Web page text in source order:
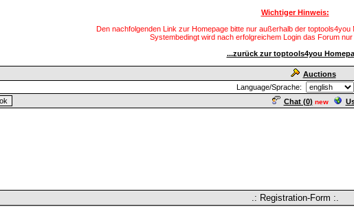
Wichtiger Hinweis:
Den nachfolgenden Link zur Homepage bitte nur außerhalb der
Systembedingt wird nach erfolgreichem Login das Forum
...zurück zur toptools4you
Auctions
Language/Sprache:
Chat (0) new
.: Registration-Form :.